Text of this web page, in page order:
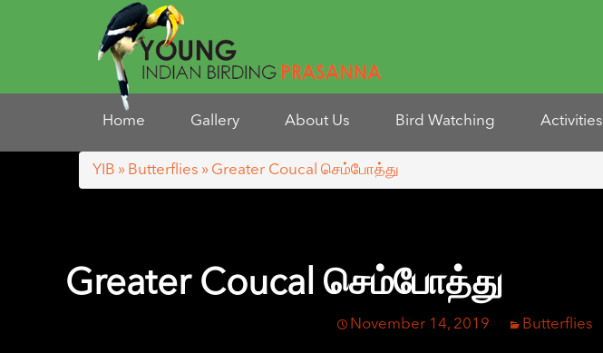
Home Gallery About Us Bird Watching Activities
YIB » Butterflies » Greater Coucal செம்போத்து
Greater Coucal செம்போத்து
November 14, 2019 Butterflies